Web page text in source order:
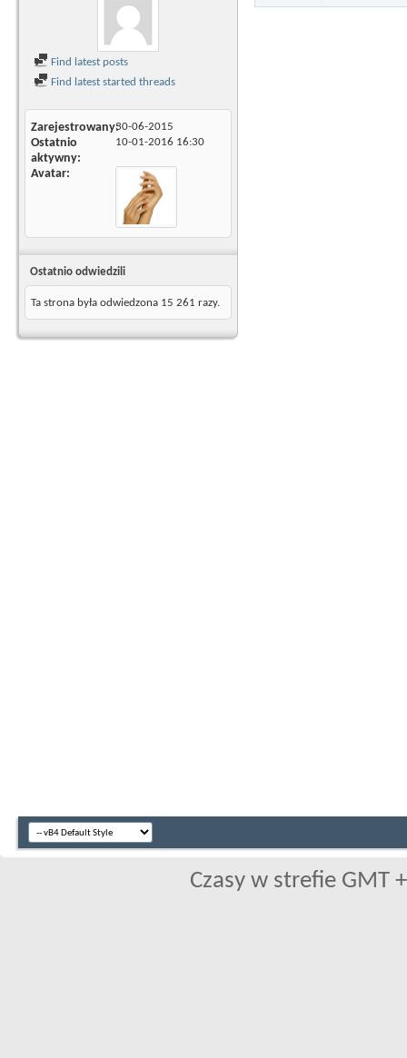
Find latest posts
Find latest started threads
Zarejestrowany30-06-2015
Ostatnio
aktywny
10-01-2016 16:30
Avatar
Ostatnio odwiedzili
Ta strona była odwiedzona 15 261 razy.
Czasy w strefie GMT